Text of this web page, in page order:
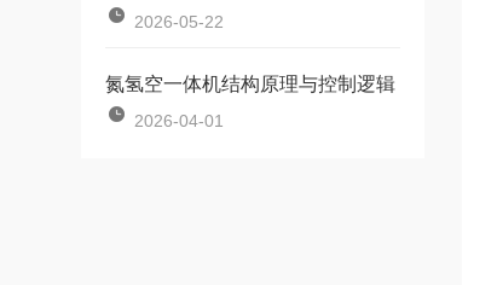
2026-05-22
氮氢空一体机结构原理与控制逻辑
2026-04-01